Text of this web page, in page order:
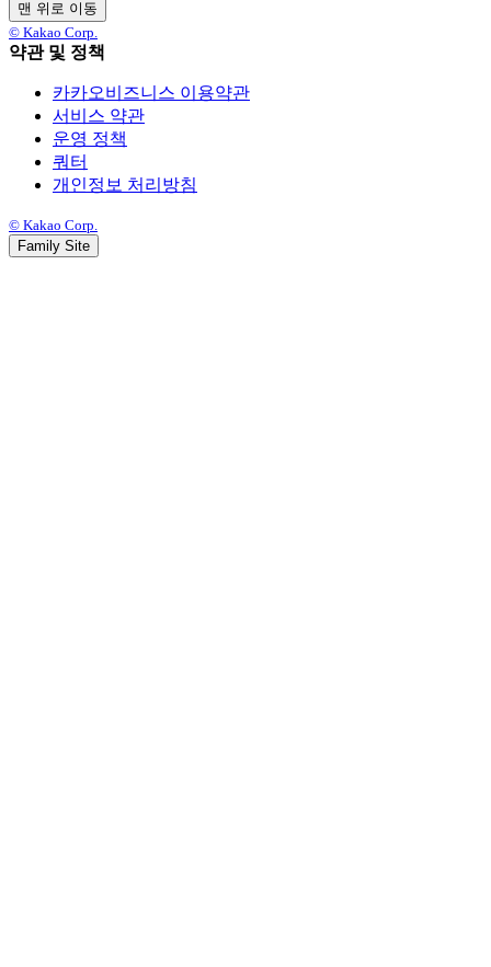
맨 위로 이동
© Kakao Corp.
약관 및 정책
카카오비즈니스 이용약관
서비스 약관
운영 정책
쿼터
개인정보 처리방침
© Kakao Corp.
Family Site